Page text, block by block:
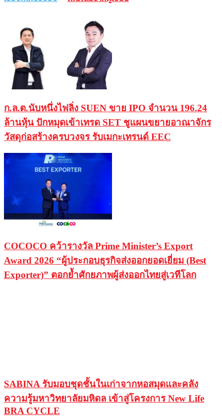
ก.ล.ต.นับหนึ่งไฟลิ่ง SUEN ขาย IPO จำนวน 196.24
ล้านหุ้น ปักหมุดเข้าเทรด SET ชูแผนขยายอาณาจักร
วัสดุก่อสร้างครบวงจร รับเมกะเทรนด์ EEC
COCOCO คว้ารางวัล Prime Minister’s Export
Award 2026 “ผู้ประกอบธุรกิจส่งออกยอดเยี่ยม (Best
Exporter)” ตอกย้ำศักยภาพผู้ส่งออกไทยสู่เวทีโลก
SABINA รับมอบชุดชั้นในเก่าจากหอสมุดและคลัง
ความรู้มหาวิทยาลัยมหิดล เข้าสู่โครงการ New Life
BRA CYCLE